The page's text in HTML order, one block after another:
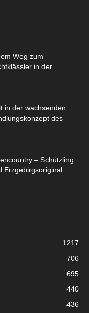
Weg zum
in der
in der wachsenden
des
– Schützling
Erzgebirgsoriginal
1217
706
695
440
436